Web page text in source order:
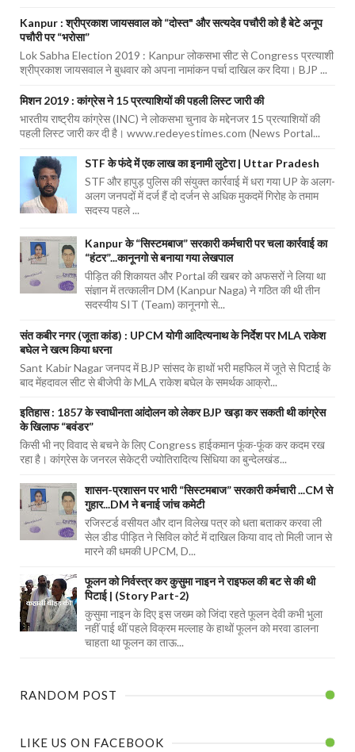
Kanpur : श्रीप्रकाश जायसवाल को “दोस्त" और सत्यदेव पचौरी को है बेटे अनूप
पचौरी पर “भरोसा”
Lok Sabha Election 2019 : Kanpur लोकसभा सीट से Congress प्रत्याशी
श्रीप्रकाश जायसवाल ने बुधवार को अपना नामांकन पर्चा दाखिल कर दिया। BJP ...
मिशन 2019 : कांग्रेस ने 15 प्रत्याशियों की पहली लिस्ट जारी की
भारतीय राष्ट्रीय कांग्रेस (INC) ने लोकसभा चुनाव के मद्देनजर 15 प्रत्याशियों की
पहली लिस्ट जारी कर दी है। www.redeyestimes.com (News Portal...
STF के फंदे में एक लाख का इनामी लुटेरा | Uttar Pradesh
STF और हापुड़ पुलिस की संयुक्त कार्रवाई में धरा गया UP के अलग-
अलग जनपदों में दर्ज हैं दो दर्जन से अधिक मुकदमें गिरोह के तमाम
सदस्य पहले ...
Kanpur के “सिस्टमबाज” सरकारी कर्मचारी पर चला कार्रवाई का
“हंटर”...कानूनगो से बनाया गया लेखपाल
पीड़ित की शिकायत और Portal की खबर को अफसरों ने लिया था
संज्ञान में तत्कालीन DM (Kanpur Naga) ने गठित की थी तीन
सदस्यीय SIT (Team) कानूनगो से...
संत कबीर नगर (जूता कांड) : UPCM योगी आदित्यनाथ के निर्देश पर MLA राकेश
बघेल ने खत्म किया धरना
Sant Kabir Nagar जनपद में BJP सांसद के हाथों भरी महफिल में जूते से पिटाई के
बाद मेंहदावल सीट से बीजेपी के MLA राकेश बघेल के समर्थक आक्रो...
इतिहास : 1857 के स्वाधीनता आंदोलन को लेकर BJP खड़ा कर सकती थी कांग्रेस
के खिलाफ “बवंडर”
किसी भी नए विवाद से बचने के लिए Congress हाईकमान फूंक-फूंक कर कदम रख
रहा है। कांग्रेस के जनरल सेकेट्री ज्योतिरादित्य सिंधिया का बुन्देलखंड...
शासन-प्रशासन पर भारी “सिस्टमबाज” सरकारी कर्मचारी ...CM से
गुहार...DM ने बनाई जांच कमेटी
रजिस्टर्ड वसीयत और दान विलेख पत्र को धता बताकर करवा ली
सेल डीड पीड़ित ने सिविल कोर्ट में दाखिल किया वाद तो मिली जान से
मारने की धमकी UPCM, D...
फूलन को निर्वस्त्र कर कुसुमा नाइन ने राइफल की बट से की थी
पिटाई | (Story Part-2)
कुसुमा नाइन के दिए इस जख्म को जिंदा रहते फूलन देवी कभी भुला
नहीं पाई थीं पहले विक्रम मल्लाह के हाथों फूलन को मरवा डालना
चाहता था फूलन का ताऊ...
RANDOM POST
LIKE US ON FACEBOOK